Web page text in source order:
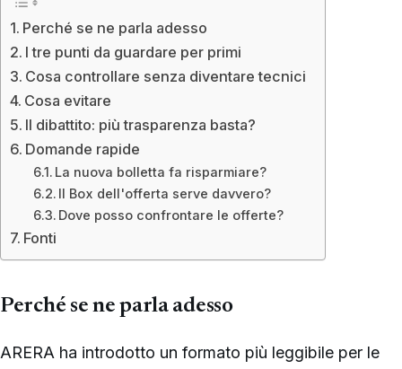
Perché se ne parla adesso
I tre punti da guardare per primi
Cosa controllare senza diventare tecnici
Cosa evitare
Il dibattito: più trasparenza basta?
Domande rapide
La nuova bolletta fa risparmiare?
Il Box dell'offerta serve davvero?
Dove posso confrontare le offerte?
Fonti
Perché se ne parla adesso
ARERA ha introdotto un formato più leggibile per le